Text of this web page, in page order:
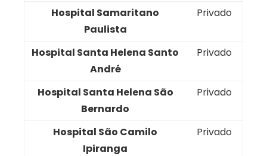
Hospital Samaritano
Paulista
Privado
Hospital Santa Helena Santo
André
Privado
Hospital Santa Helena São
Bernardo
Privado
Hospital São Camilo
Ipiranga
Privado